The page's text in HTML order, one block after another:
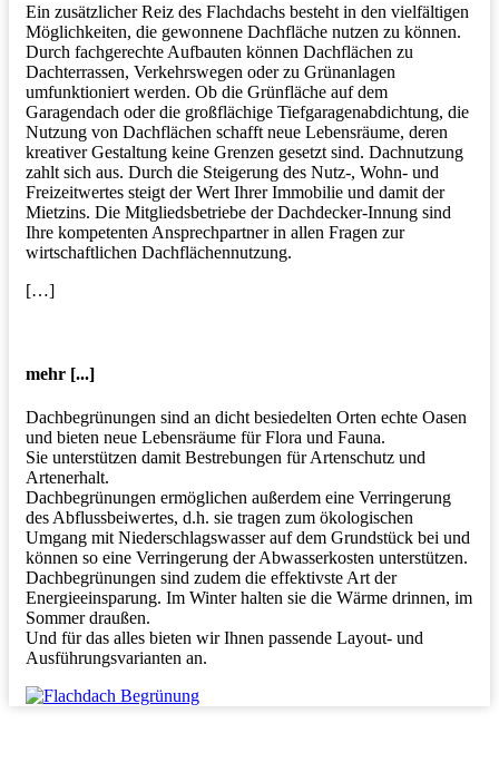
Ein zusätzlicher Reiz des Flachdachs besteht in den vielfältigen
Möglichkeiten, die gewonnene Dachfläche nutzen zu können.
Durch fachgerechte Aufbauten können Dachflächen zu
Dachterrassen, Verkehrswegen oder zu Grünanlagen
umfunktioniert werden. Ob die Grünfläche auf dem
Garagendach oder die großflächige Tiefgaragenabdichtung, die
Nutzung von Dachflächen schafft neue Lebensräume, deren
kreativer Gestaltung keine Grenzen gesetzt sind. Dachnutzung
zahlt sich aus. Durch die Steigerung des Nutz-, Wohn- und
Freizeitwertes steigt der Wert Ihrer Immobilie und damit der
Mietzins. Die Mitgliedsbetriebe der Dachdecker-Innung sind
Ihre kompetenten Ansprechpartner in allen Fragen zur
wirtschaftlichen Dachflächennutzung.
[…]
mehr [...]
Dachbegrünungen sind an dicht besiedelten Orten echte Oasen
und bieten neue Lebensräume für Flora und Fauna.
Sie unterstützen damit Bestrebungen für Artenschutz und
Artenerhalt.
Dachbegrünungen ermöglichen außerdem eine Verringerung
des Abflussbeiwertes, d.h. sie tragen zum ökologischen
Umgang mit Niederschlagswasser auf dem Grundstück bei und
können so eine Verringerung der Abwasserkosten unterstützen.
Dachbegrünungen sind zudem die effektivste Art der
Energieeinsparung. Im Winter halten sie die Wärme drinnen, im
Sommer draußen.
Und für das alles bieten wir Ihnen passende Layout- und
Ausführungsvarianten an.